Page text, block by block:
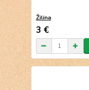
Žilina
3 €